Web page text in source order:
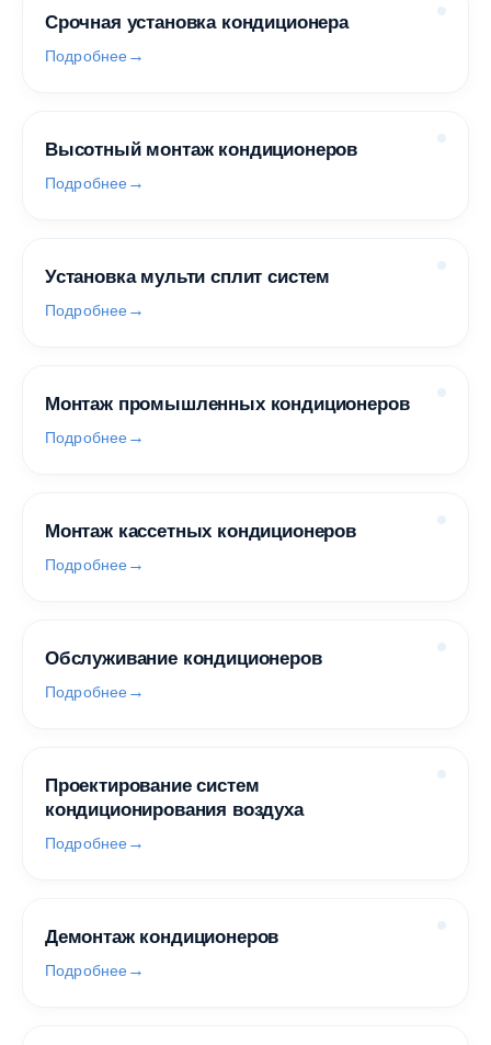
Срочная установка кондиционера
Подробнее
Высотный монтаж кондиционеров
Подробнее
Установка мульти сплит систем
Подробнее
Монтаж промышленных кондиционеров
Подробнее
Монтаж кассетных кондиционеров
Подробнее
Обслуживание кондиционеров
Подробнее
Проектирование систем
кондиционирования воздуха
Подробнее
Демонтаж кондиционеров
Подробнее